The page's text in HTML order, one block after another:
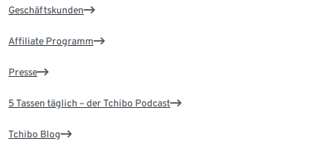
Geschäftskunden
Affiliate Programm
Presse
5 Tassen täglich – der Tchibo Podcast
Tchibo Blog